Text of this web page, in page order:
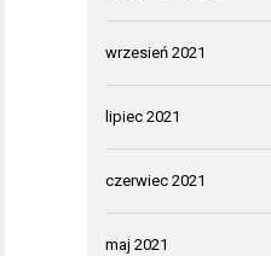
wrzesień 2021
lipiec 2021
czerwiec 2021
maj 2021